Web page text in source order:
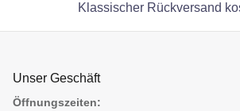
Klassischer Rückversand
Unser Geschäft
Öffnungszeiten: